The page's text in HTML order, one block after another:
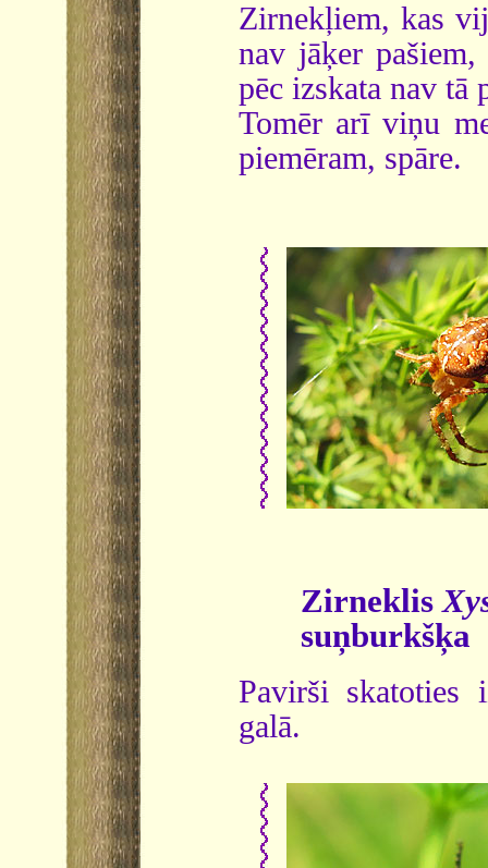
Zirnekļiem, kas
nav jāķer
pēc izskata nav tā
Tomēr arī viņu
piemēram, spāre.
Zirneklis
suņburkšķa
Pavirši skatoties
galā.